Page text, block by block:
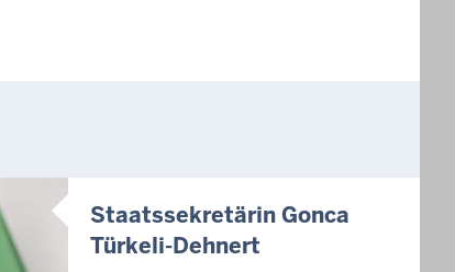
Staatssekretärin Gonca
Türkeli-Dehnert